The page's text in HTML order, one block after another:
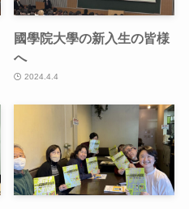
國學院大學の新入生の皆様
へ
2024.4.4